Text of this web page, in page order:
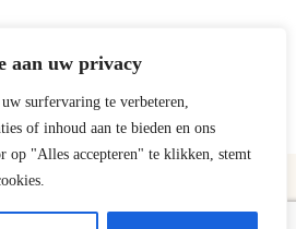
aan uw privacy
surfervaring te verbeteren,
of inhoud aan te bieden en ons
op "Alles accepteren" te klikken, stemt
VOLGENDE